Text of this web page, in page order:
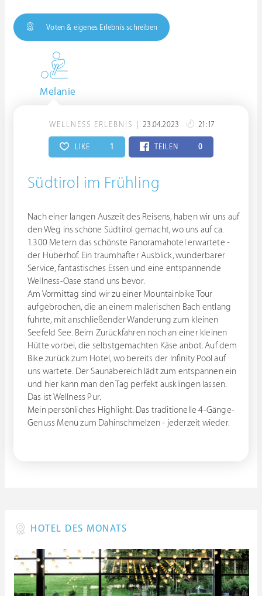
Voten & eigenes Erlebnis schreiben
Melanie
WELLNESS ERLEBNIS 23.04.2023 21:17
LIKE 1 TEILEN 0
Südtirol im Frühling
Nach einer langen Auszeit des Reisens, haben wir uns auf
den Weg ins schöne Südtirol gemacht, wo uns auf ca.
1.300 Metern das schönste Panoramahotel erwartete -
der Huberhof. Ein traumhafter Ausblick, wunderbarer
Service, fantastisches Essen und eine entspannende
Wellness-Oase stand uns bevor.
Am Vormittag sind wir zu einer Mountainbike Tour
aufgebrochen, die an einem malerischen Bach entlang
führte, mit anschließender Wanderung zum kleinen
Seefeld See. Beim Zurückfahren noch an einer kleinen
Hütte vorbei, die selbstgemachten Käse anbot. Auf dem
Bike zurück zum Hotel, wo bereits der Infinity Pool auf
uns wartete. Der Saunabereich lädt zum entspannen ein
und hier kann man den Tag perfekt ausklingen lassen.
Das ist Wellness Pur.
Mein persönliches Highlight: Das traditionelle 4-Gänge-
Genuss Menü zum Dahinschmelzen - jederzeit wieder.
HOTEL DES MONATS